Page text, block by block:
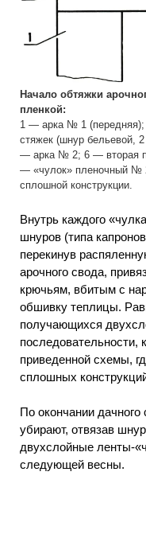
Начало обтяжки
пленкой:
1 — арка № 1
стяжек (шнур бельевой,
— арка № 2; 6 — вторая
— «чулок» пленочный №
сплошной конструкции.
Внутрь каждого
шнуров (типа
перекинув
арочного свода,
крючьям, вбитым с
обшивку теплицы.
получающихся
последовательности,
приведенной схемы,
сплошных
По окончании
убирают, отвязав
двухслойные ленты-
следующей весны.